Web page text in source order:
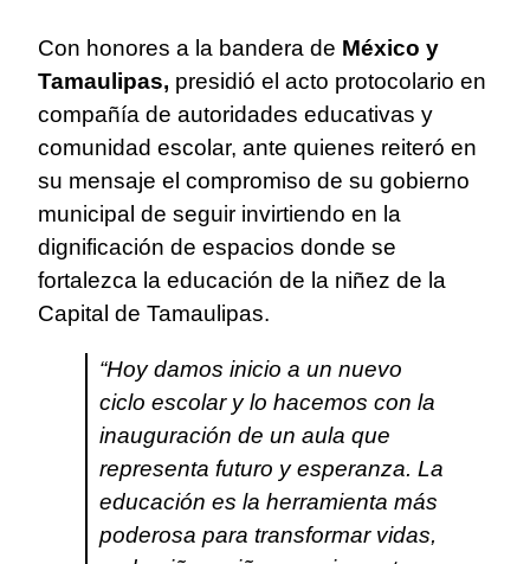
Con honores a la bandera de México y
Tamaulipas, presidió el acto protocolario en
compañía de autoridades educativas y
comunidad escolar, ante quienes reiteró en
su mensaje el compromiso de su gobierno
municipal de seguir invirtiendo en la
dignificación de espacios donde se
fortalezca la educación de la niñez de la
Capital de Tamaulipas.
“Hoy damos inicio a un nuevo
ciclo escolar y lo hacemos con la
inauguración de un aula que
representa futuro y esperanza. La
educación es la herramienta más
poderosa para transformar vidas,